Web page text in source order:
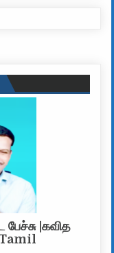
|கவித
Tamil